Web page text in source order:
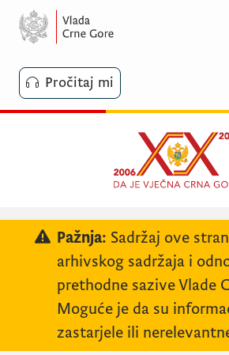
Pročitaj mi
Pažnja: Sadržaj ove
arhivskog sadržaja i
prethodne sazive Vlade
Moguće je da su
zastarjele ili